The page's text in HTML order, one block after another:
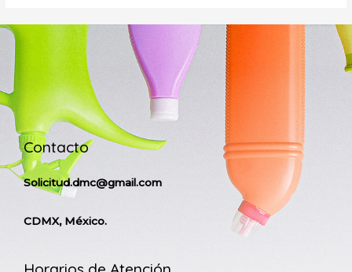
Contacto
Solicitud.dmc@gmail.com
CDMX, México.